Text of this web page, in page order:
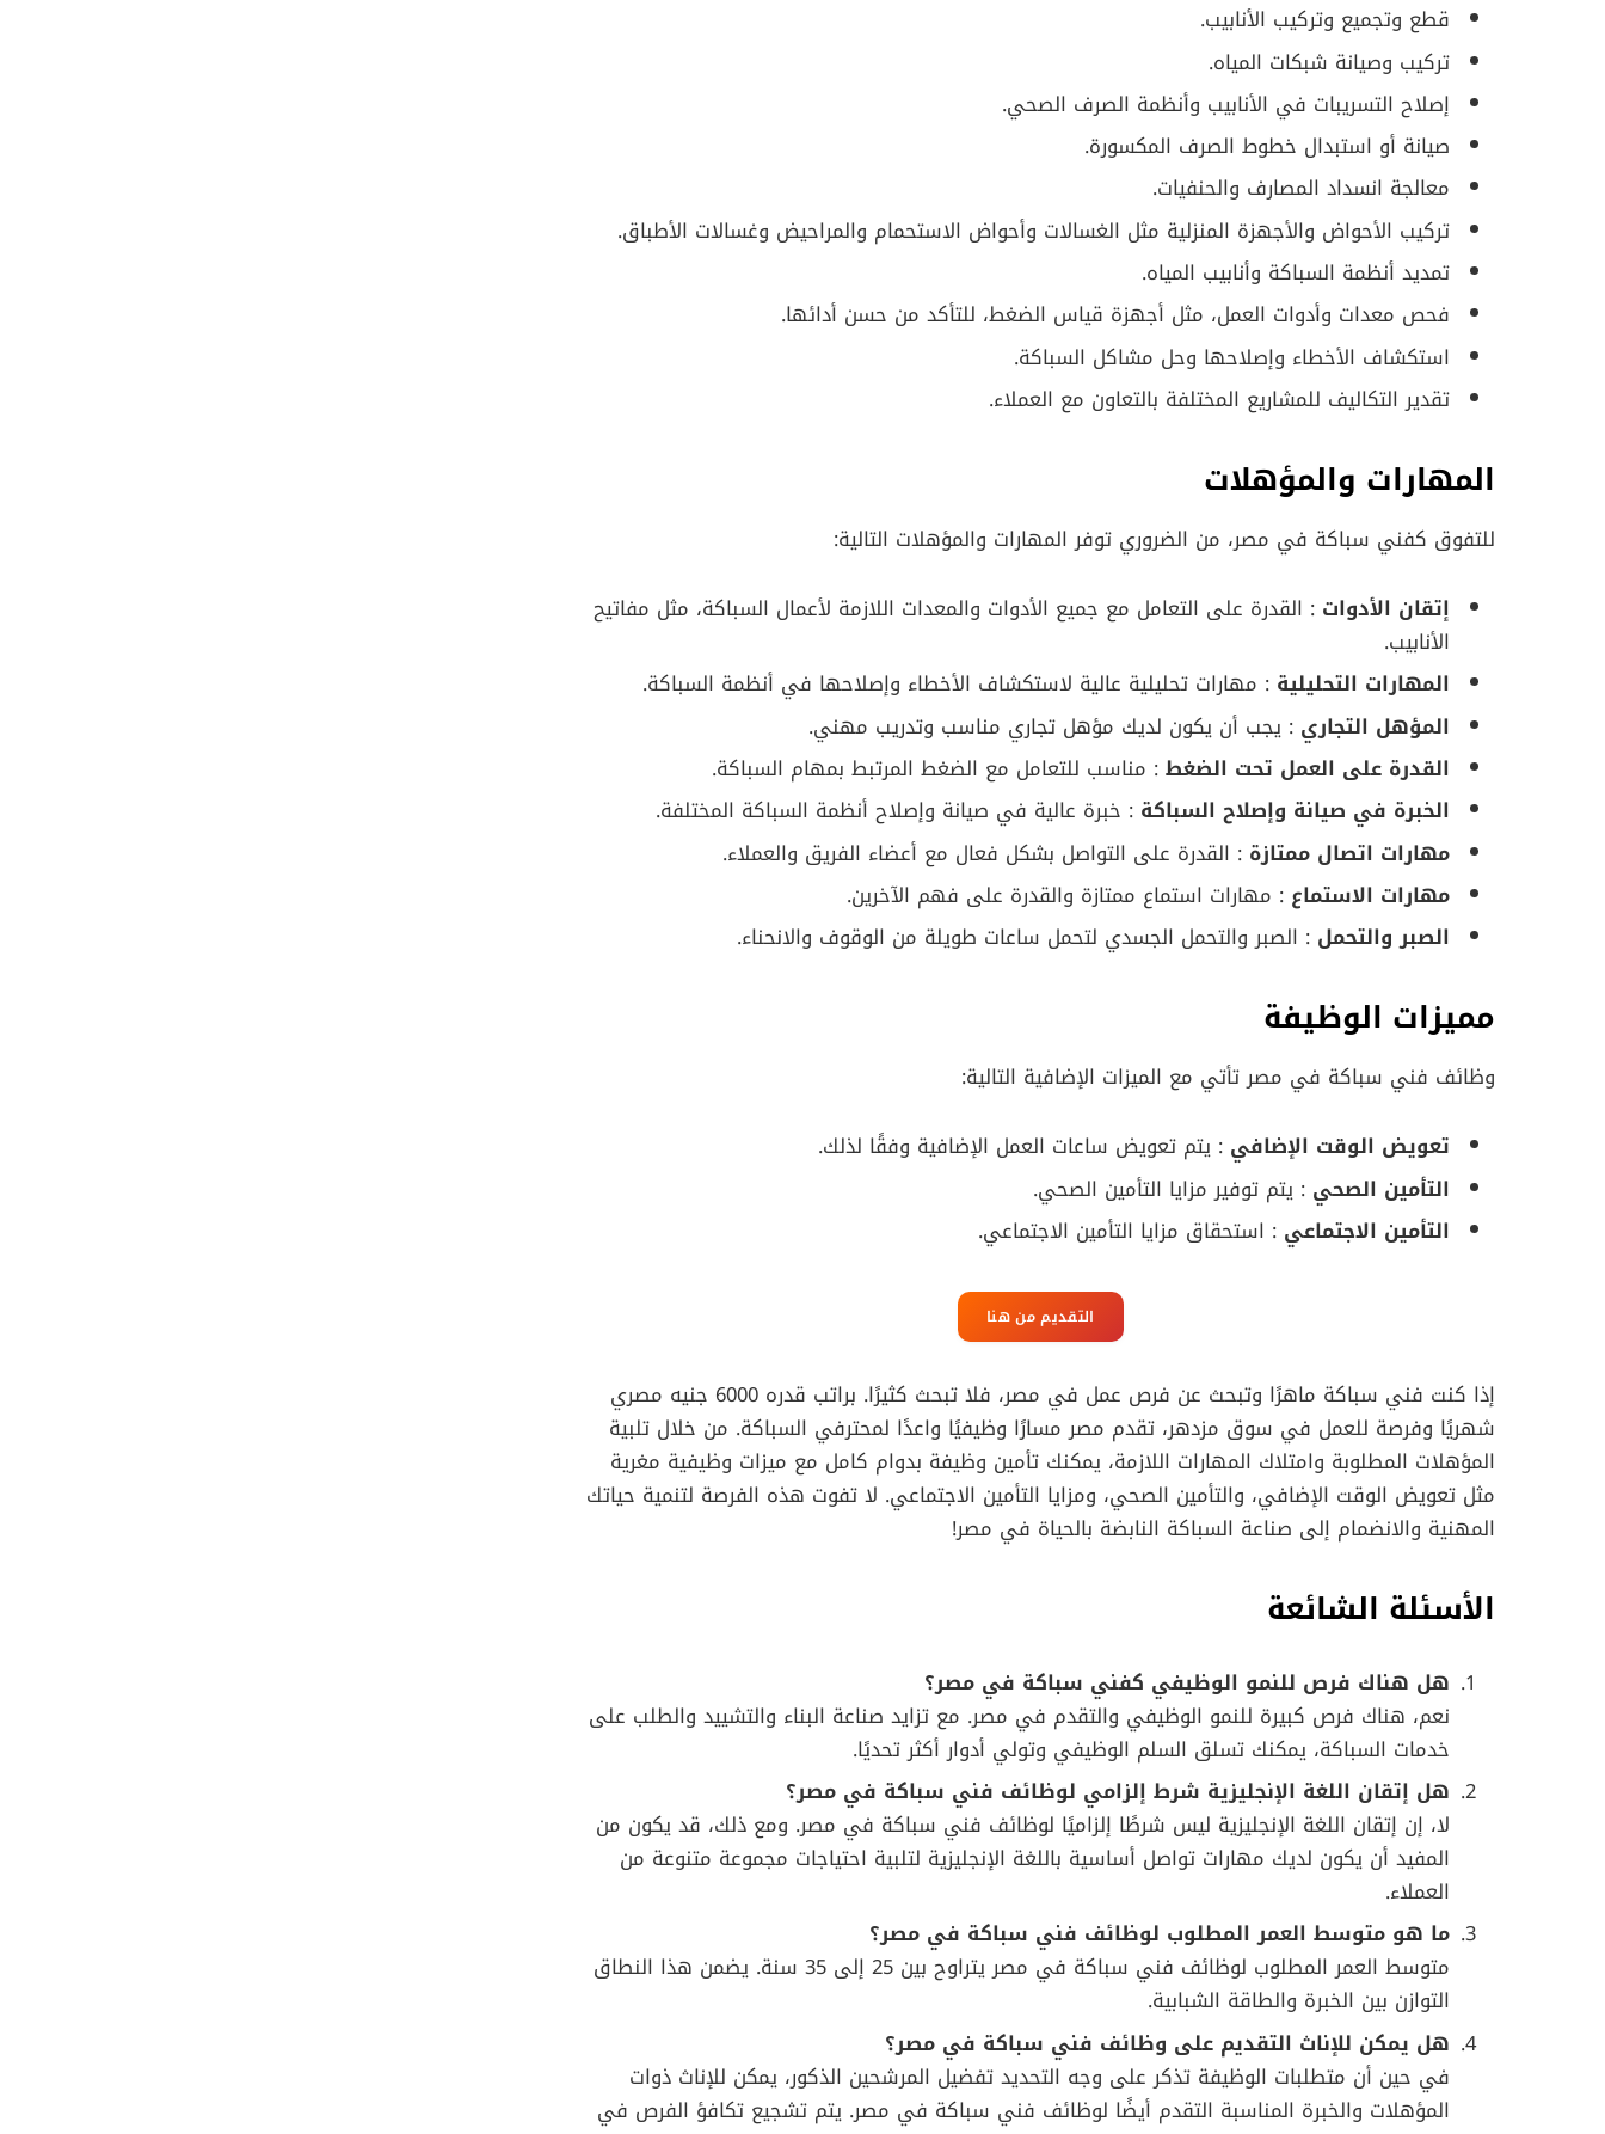
قطع وتجميع وتركيب الأنابيب.
تركيب وصيانة شبكات المياه.
إصلاح التسريبات في الأنابيب وأنظمة الصرف الصحي.
صيانة أو استبدال خطوط الصرف المكسورة.
معالجة انسداد المصارف والحنفيات.
تركيب الأحواض والأجهزة المنزلية مثل الغسالات وأحواض الاستحمام والمراحيض وغسالات الأطباق.
تمديد أنظمة السباكة وأنابيب المياه.
فحص معدات وأدوات العمل، مثل أجهزة قياس الضغط، للتأكد من حسن أدائها.
استكشاف الأخطاء وإصلاحها وحل مشاكل السباكة.
تقدير التكاليف للمشاريع المختلفة بالتعاون مع العملاء.
المهارات والمؤهلات
للتفوق كفني سباكة في مصر، من الضروري توفر المهارات والمؤهلات التالية:
إتقان الأدوات : القدرة على التعامل مع جميع الأدوات والمعدات اللازمة لأعمال السباكة، مثل مفاتيح
الأنابيب.
المهارات التحليلية : مهارات تحليلية عالية لاستكشاف الأخطاء وإصلاحها في أنظمة السباكة.
المؤهل التجاري : يجب أن يكون لديك مؤهل تجاري مناسب وتدريب مهني.
القدرة على العمل تحت الضغط: مناسب للتعامل مع الضغط المرتبط بمهام السباكة.
الخبرة في صيانة وإصلاح السباكة : خبرة عالية في صيانة وإصلاح أنظمة السباكة المختلفة.
مهارات اتصال ممتازة : القدرة على التواصل بشكل فعال مع أعضاء الفريق والعملاء.
مهارات الاستماع : مهارات استماع ممتازة والقدرة على فهم الآخرين.
الصبر والتحمل : الصبر والتحمل الجسدي لتحمل ساعات طويلة من الوقوف والانحناء.
مميزات الوظيفة
وظائف فني سباكة في مصر تأتي مع الميزات الإضافية التالية:
تعويض الوقت الإضافي : يتم تعويض ساعات العمل الإضافية وفقًا لذلك.
التأمين الصحي : يتم توفير مزايا التأمين الصحي.
التأمين الاجتماعي : استحقاق مزايا التأمين الاجتماعي.
التقديم من هنا
إذا كنت فني سباكة ماهرًا وتبحث عن فرص عمل في مصر، فلا تبحث كثيرًا. براتب قدره 6000 جنيه مصري
شهريًا وفرصة للعمل في سوق مزدهر، تقدم مصر مسارًا وظيفيًا واعدًا لمحترفي السباكة. من خلال تلبية
المؤهلات المطلوبة وامتلاك المهارات اللازمة، يمكنك تأمين وظيفة بدوام كامل مع ميزات وظيفية مغرية
مثل تعويض الوقت الإضافي، والتأمين الصحي، ومزايا التأمين الاجتماعي. لا تفوت هذه الفرصة لتنمية حياتك
المهنية والانضمام إلى صناعة السباكة النابضة بالحياة في مصر!
الأسئلة الشائعة
هل هناك فرص للنمو الوظيفي كفني سباكة في مصر؟
نعم، هناك فرص كبيرة للنمو الوظيفي والتقدم في مصر. مع تزايد صناعة البناء والتشييد والطلب على
خدمات السباكة، يمكنك تسلق السلم الوظيفي وتولي أدوار أكثر تحديًا.
هل إتقان اللغة الإنجليزية شرط إلزامي لوظائف فني سباكة في مصر؟
لا، إن إتقان اللغة الإنجليزية ليس شرطًا إلزاميًا لوظائف فني سباكة في مصر. ومع ذلك، قد يكون من
المفيد أن يكون لديك مهارات تواصل أساسية باللغة الإنجليزية لتلبية احتياجات مجموعة متنوعة من
العملاء.
ما هو متوسط ​​العمر المطلوب لوظائف فني سباكة في مصر؟
متوسط ​​العمر المطلوب لوظائف فني سباكة في مصر يتراوح بين 25 إلى 35 سنة. يضمن هذا النطاق
التوازن بين الخبرة والطاقة الشبابية.
هل يمكن للإناث التقديم على وظائف فني سباكة في مصر؟
في حين أن متطلبات الوظيفة تذكر على وجه التحديد تفضيل المرشحين الذكور، يمكن للإناث ذوات
المؤهلات والخبرة المناسبة التقدم أيضًا لوظائف فني سباكة في مصر. يتم تشجيع تكافؤ الفرص في